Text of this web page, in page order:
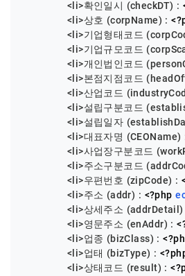
              <li>확인일시 (checkDT) :
              <li>상호 (corpName) :
<li>기업형태코드
<li>기업규모코드
<li>개인법인코드
<li>본점지점코드
<li>산업코드
<li>설립구분코드
<li>설립일자
<li>대표자명 (CEOName)
<li>사업장구분코드
<li>주소구분코드
              <li>우편번호 (zipCode) :
              <li>주소 (addr) :
<?php
<li>상세주소 (addrDetail)
              <li>영문주소 (enAddr) :
              <li>업종 (bizClass) :
              <li>업태 (bizType) :
              <li>상태코드 (result) :